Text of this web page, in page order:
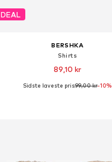
DEAL
BERSHKA
Shirts
89,10 kr
Tilgængelige størrelser: XS, S,
Sidste laveste pris:99,00 kr-10%